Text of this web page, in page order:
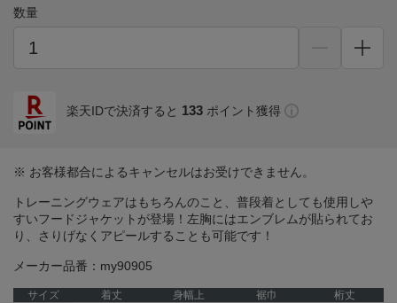
数量
楽天IDで決済すると 133 ポイント獲得
※ お客様都合によるキャンセルはお受けできません。
トレーニングウェアはもちろんのこと、普段着としても使用しや
すいフードジャケットが登場！左胸にはエンブレムが貼られてお
り、さりげなくアピールすることも可能です！
メーカー品番：my90905
サイズ 着丈 身幅上 裾巾 桁丈